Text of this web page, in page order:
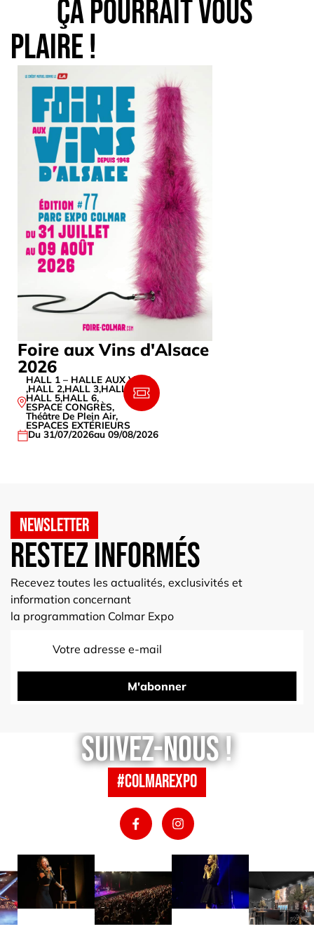
Ça pourrait vous
plaire !
Foire aux Vins d'Alsace
2026
HALL 1 – HALLE AUX VINS
,HALL 2,HALL 3,HALL 4,
HALL 5,HALL 6,
ESPACE CONGRÈS,
Théâtre De Plein Air,
ESPACES EXTÉRIEURS
Du 31/07/2026au 09/08/2026
Newsletter
Restez informés
Recevez toutes les actualités, exclusivités et
information concernant
la programmation Colmar Expo
M'abonner
Suivez-nous !
#colmarexpo